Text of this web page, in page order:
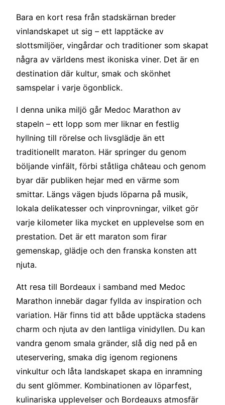
Bara en kort resa från stadskärnan breder
vinlandskapet ut sig – ett lapptäcke av
slottsmiljöer, vingårdar och traditioner som skapat
några av världens mest ikoniska viner. Det är en
destination där kultur, smak och skönhet
samspelar i varje ögonblick.
I denna unika miljö går Medoc Marathon av
stapeln – ett lopp som mer liknar en festlig
hyllning till rörelse och livsglädje än ett
traditionellt maraton. Här springer du genom
böljande vinfält, förbi ståtliga château och genom
byar där publiken hejar med en värme som
smittar. Längs vägen bjuds löparna på musik,
lokala delikatesser och vinprovningar, vilket gör
varje kilometer lika mycket en upplevelse som en
prestation. Det är ett maraton som firar
gemenskap, glädje och den franska konsten att
njuta.
Att resa till Bordeaux i samband med Medoc
Marathon innebär dagar fyllda av inspiration och
variation. Här finns tid att både upptäcka stadens
charm och njuta av den lantliga vinidyllen. Du kan
vandra genom smala gränder, slå dig ned på en
uteservering, smaka dig igenom regionens
vinkultur och låta landskapet skapa en inramning
du sent glömmer. Kombinationen av löparfest,
kulinariska upplevelser och Bordeauxs atmosfär